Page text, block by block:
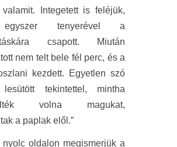
valamit. Integetett is feléjük,
tenyerével a
csapott. Miután
nem telt bele fél perc, és a
kezdett. Egyetlen szó
tekintettel, mintha
volna magukat,
a paplak elől.”
oldalon megismerjük a